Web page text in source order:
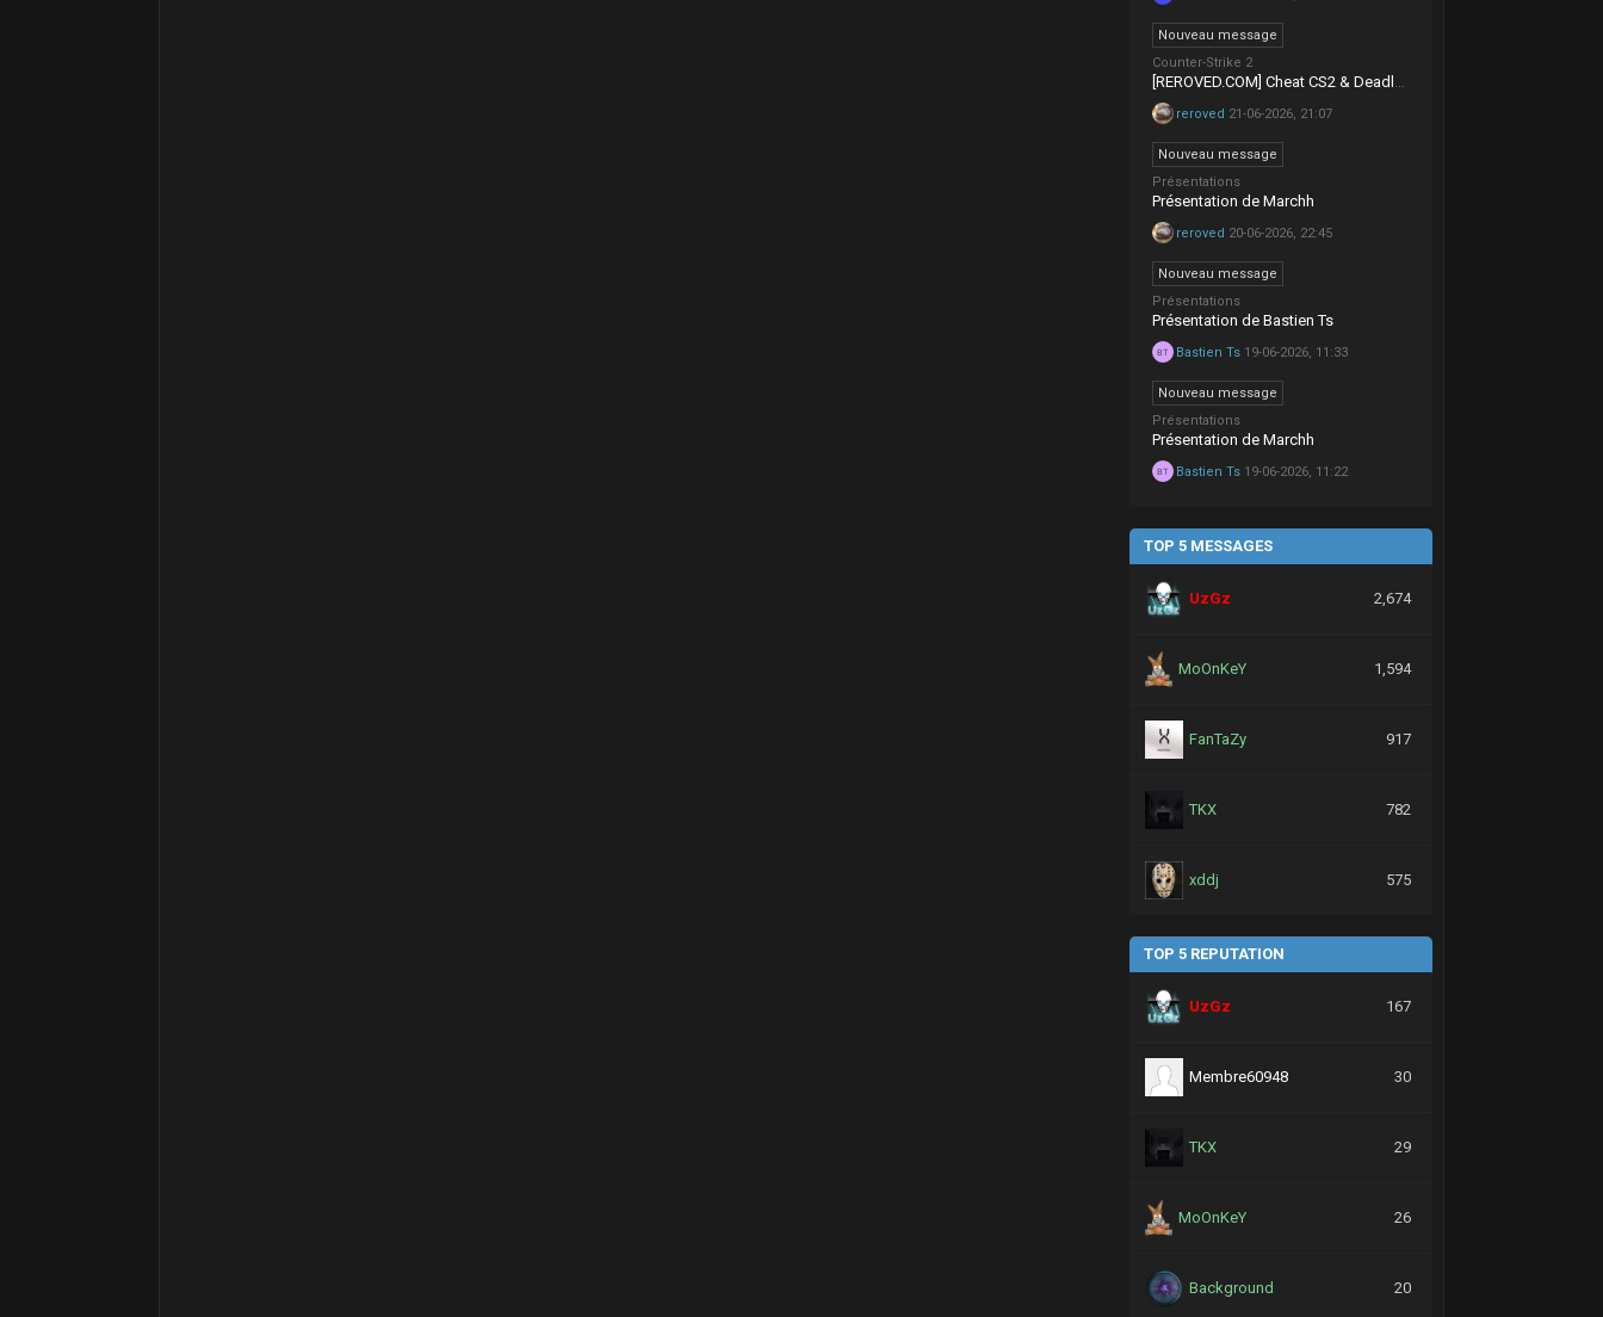
Nouveau message
Counter-Strike 2
[REROVED.COM] Cheat CS2 & Deadlock | Undetected depuis 2013 | Code promo CSH-25 = 25%
reroved 21-06-2026, 21:07
Nouveau message
Présentations
Présentation de Marchh
reroved 20-06-2026, 22:45
Nouveau message
Présentations
Présentation de Bastien Ts
Bastien Ts 19-06-2026, 11:33
Nouveau message
Présentations
Présentation de Marchh
Bastien Ts 19-06-2026, 11:22
TOP 5 MESSAGES
UzGz 2,674
MoOnKeY 1,594
FanTaZy 917
TKX 782
xddj 575
TOP 5 REPUTATION
UzGz 167
Membre60948 30
TKX 29
MoOnKeY 26
Background 20